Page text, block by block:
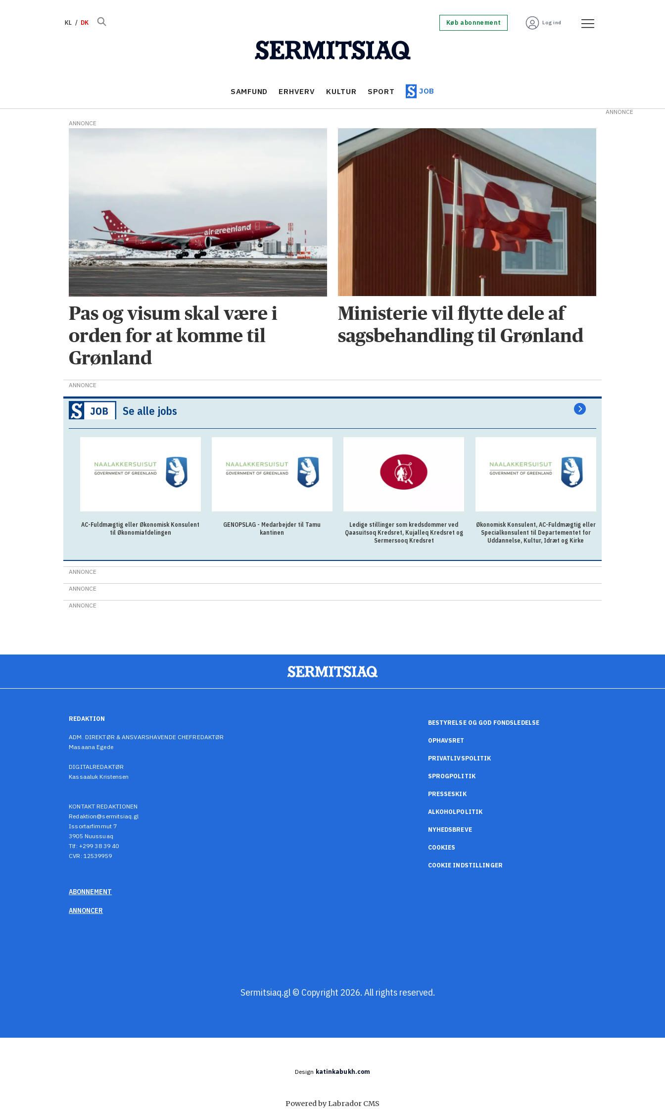
KL DK Køb abonnement Log ind
SAMFUND ERHVERV KULTUR SPORT JOB
integrationsministeriet
ANNONCE
Pas og visum skal være i
orden for at komme til
Grønland
Ministerie vil flytte dele af
sagsbehandling til Grønland
ANNONCE
Se alle jobs
AC-Fuldmægtig eller Økonomisk Konsulent
til Økonomiafdelingen
GENOPSLAG - Medarbejder til Tamu
kantinen
Ledige stillinger som kredsdommer ved
Qaasuitsoq Kredsret, Kujalleq Kredsret og
Sermersooq Kredsret
Økonomisk Konsulent, AC-Fuldmægtig eller
Specialkonsulent til Departementet for
Uddannelse, Kultur, Idræt og Kirke
ANNONCE
ANNONCE
ANNONCE
ANNONCE
REDAKTION
ADM. DIREKTØR & ANSVARSHAVENDE CHEFREDAKTØR
Masaana Egede
DIGITALREDAKTØR
Kassaaluk Kristensen
KONTAKT REDAKTIONEN
Redaktion@sermitsiaq.gl
Issortarfimmut 7
3905 Nuussuaq
Tlf: +299 38 39 40
CVR: 12539959
BESTYRELSE OG GOD FONDSLEDELSE
OPHAVSRET
PRIVATLIVSPOLITIK
SPROGPOLITIK
PRESSESKIK
ALKOHOLPOLITIK
NYHEDSBREVE
COOKIES
COOKIE INDSTILLINGER
ABONNEMENT
ANNONCER
Sermitsiaq.gl © Copyright 2026. All rights reserved.
Design katinkabukh.com
Powered by Labrador CMS